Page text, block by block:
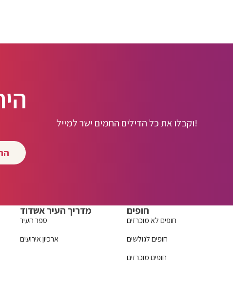
וקבלו את כל הדילים החמים ישר למייל!
מדריך העיר אשדוד
ספר העיר
ארכיון אירועים
חופים
חופים לא מוכרזים
חופים לגולשים
חופים מוכרזים